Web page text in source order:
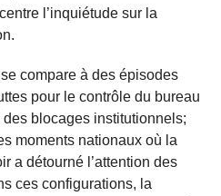
l’inquiétude sur la
compare à des épisodes
pour le contrôle du bureau
blocages institutionnels;
moments nationaux où la
a détourné l’attention des
ces configurations, la